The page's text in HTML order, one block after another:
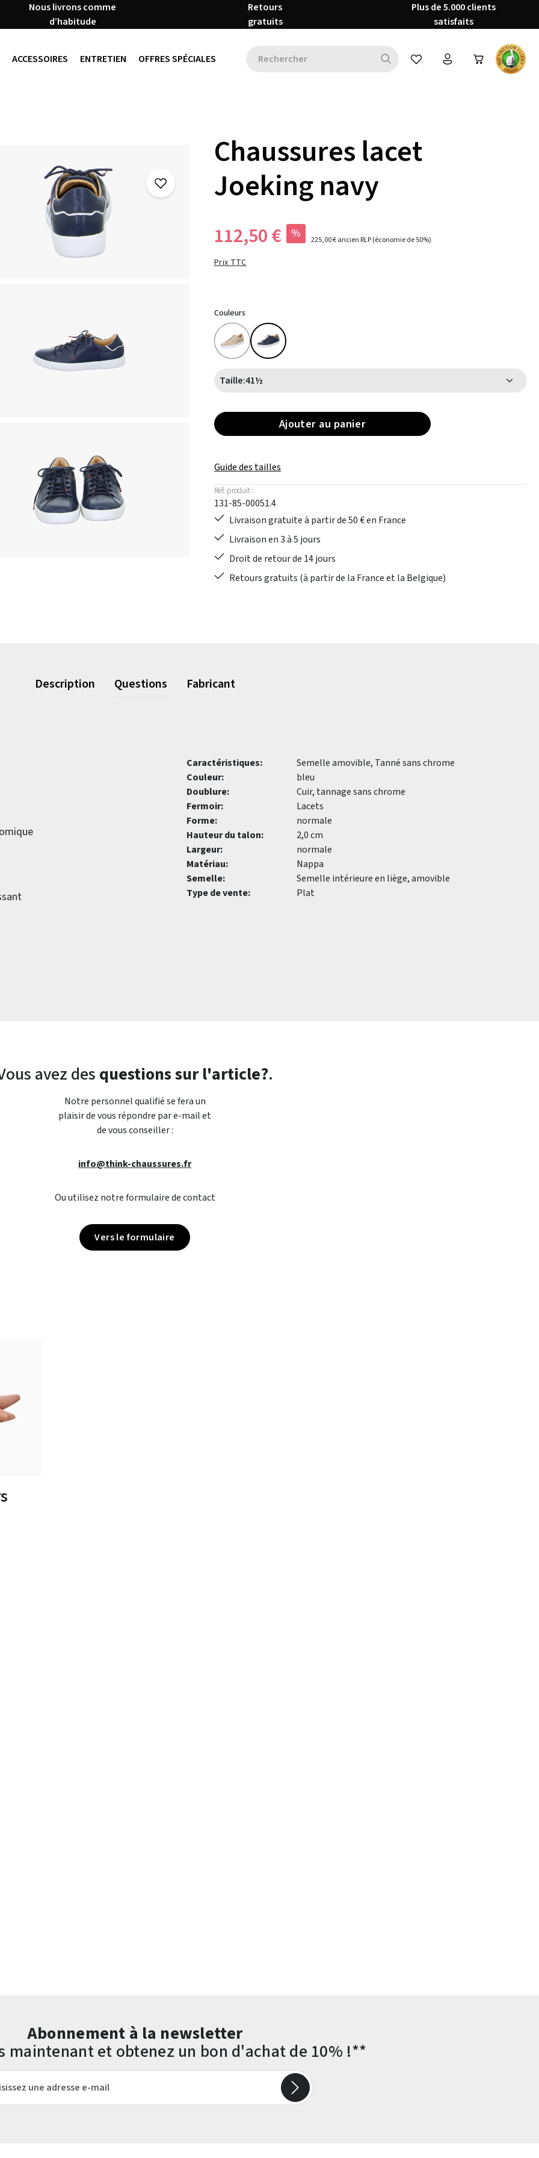
Nous livrons comme
d’habitude
Retours
gratuits
Plus de 5.000 clients
satisfaits
ACCESSOIRES ENTRETIEN OFFRES SPÉCIALES Vous avez 0 articles dans votre
Chaussures lacet
Joeking navy
112,50 € % 225,00 €ancien RLP(économie de 50%)
Prix TTC
Couleurs
Taille:41½
Ajouter au panier
Guide des tailles
Réf. produit :
131-85-00051.4
Livraison gratuite à partir de 50 € en France
Livraison en 3 à 5 jours
Droit de retour de 14 jours
Retours gratuits (à partir de la France et la Belgique)
Description Questions Fabricant
Caractéristiques:
Semelle amovible, Tanné sans chrome
Couleur:
bleu
Doublure:
Cuir, tannage sans chrome
Fermoir:
Lacets
Forme:
normale
Hauteur du talon:
2,0 cm
Largeur:
normale
Matériau:
Nappa
Semelle:
Semelle intérieure en liège, amovible
Type de vente:
Plat
avez des questions sur l'article?.
Notre personnel qualifié se fera un
plaisir de vous répondre par e-mail et
de vous conseiller :
info@think-chaussures.fr
Ou utilisez notre formulaire de contact
Vers le formulaire
Abonnement à la newsletter
maintenant et obtenez un bon d'achat de 10% !**